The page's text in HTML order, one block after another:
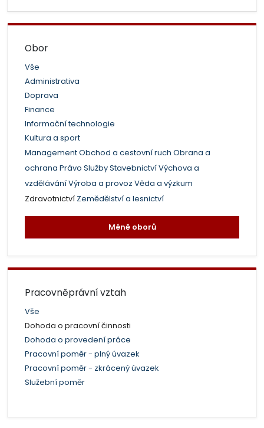
Obor
Vše
Administrativa
Doprava
Finance
Informační technologie
Kultura a sport
ManagementObchod a cestovní ruch Obrana a
ochrana Právo SlužbyStavebnictvíVýchova a
vzděláváníVýroba a provoz Věda a výzkum
Zdravotnictví Zemědělství a lesnictví
Méně oborů
Pracovněprávní vztah
Vše
Dohoda o pracovní činnosti
Dohoda o provedení práce
Pracovní poměr - plný úvazek
Pracovní poměr - zkrácený úvazek
Služební poměr